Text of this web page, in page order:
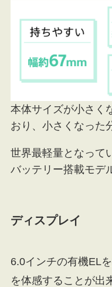
本体サイズが小さく
おり、小さくなった
世界最軽量となって
バッテリー搭載モデ
ディスプレイ
6.0インチの有機EL
を体感することが出